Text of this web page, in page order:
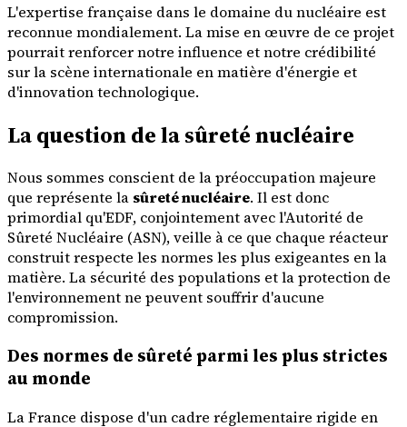
L'expertise française dans le domaine du nucléaire est
reconnue mondialement. La mise en œuvre de ce projet
pourrait renforcer notre influence et notre crédibilité
sur la scène internationale en matière d'énergie et
d'innovation technologique.
La question de la sûreté nucléaire
Nous sommes conscient de la préoccupation majeure
que représente la sûreté nucléaire. Il est donc
primordial qu'EDF, conjointement avec l'Autorité de
Sûreté Nucléaire (ASN), veille à ce que chaque réacteur
construit respecte les normes les plus exigeantes en la
matière. La sécurité des populations et la protection de
l'environnement ne peuvent souffrir d'aucune
compromission.
Des normes de sûreté parmi les plus strictes
au monde
La France dispose d'un cadre réglementaire rigide en